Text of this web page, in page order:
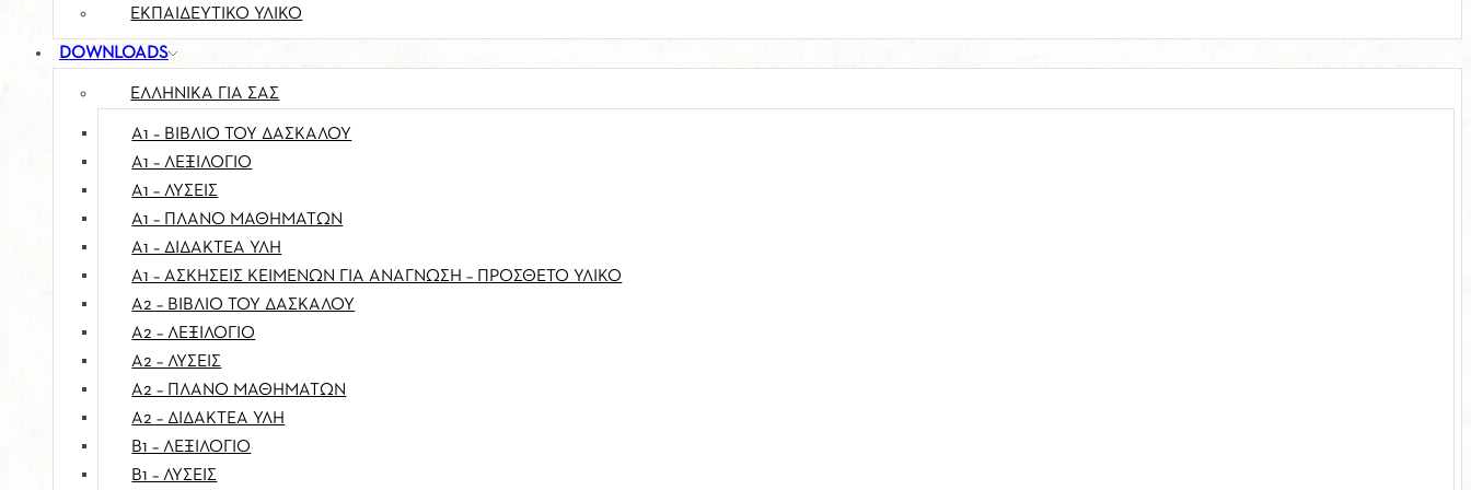
ΕΚΠΑΙΔΕΥΤΙΚΌ ΥΛΙΚΌ
DOWNLOADS
ΕΛΛΗΝΙΚΑ ΓΙΑ ΣΑΣ
Α1 – ΒΙΒΛΊΟ ΤΟΥ ΔΑΣΚΆΛΟΥ
A1 – ΛΕΞΙΛΌΓΙΟ
Α1 – ΛΎΣΕΙΣ
Α1 – ΠΛΆΝΟ ΜΑΘΗΜΆΤΩΝ
A1 – ΔΙΔΑΚΤΈΑ ΎΛΗ
Α1 – ΑΣΚΉΣΕΙΣ ΚΕΙΜΈΝΩΝ ΓΙΑ ΑΝΆΓΝΩΣΗ – ΠΡΌΣΘΕΤΟ ΥΛΙΚΌ
Α2 – ΒΙΒΛΊΟ ΤΟΥ ΔΑΣΚΆΛΟΥ
A2 – ΛΕΞΙΛΌΓΙΟ
Α2 – ΛΎΣΕΙΣ
A2 – ΠΛΆΝΟ ΜΑΘΗΜΆΤΩΝ
A2 – ΔΙΔΑΚΤΈΑ ΎΛΗ
Β1 – ΛΕΞΙΛΌΓΙΟ
Β1 – ΛΎΣΕΙΣ